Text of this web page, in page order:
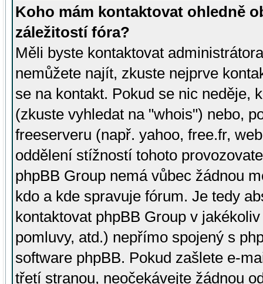
Koho mám kontaktovat ohledně
záležitostí fóra?
Měli byste kontaktovat
nemůžete najít, zkuste nejprve
se na kontakt. Pokud se nic neděje,
(zkuste vyhledat na "whois") nebo,
freeserveru (např. yahoo, free.fr,
oddělení stížností tohoto
phpBB Group nemá vůbec žádnou
kdo a kde spravuje fórum. Je tedy
kontaktovat phpBB Group v
pomluvy, atd.) nepřímo spojený s
software phpBB. Pokud zašlete e-
třetí stranou, neočekávejte žádnou